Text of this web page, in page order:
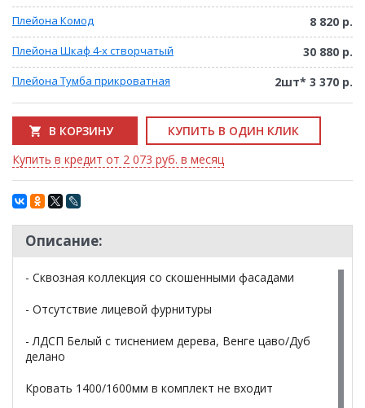
Плейона Комод 8 820 р.
Плейона Шкаф 4-х створчатый 30 880 р.
Плейона Тумба прикроватная 2шт* 3 370 р.
В КОРЗИНУ
КУПИТЬ В ОДИН КЛИК
Купить в кредит от 2 073 руб. в месяц
Описание:
- Сквозная коллекция со скошенными фасадами
- Отсутствие лицевой фурнитуры
- ЛДСП Белый с тиснением дерева, Венге цаво/Дуб
делано
Кровать 1400/1600мм в комплект не входит